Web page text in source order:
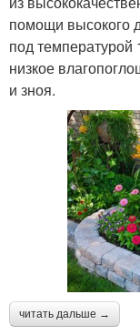
помощи высокого
под температурой
низкое
и зноя.
читать дальше →